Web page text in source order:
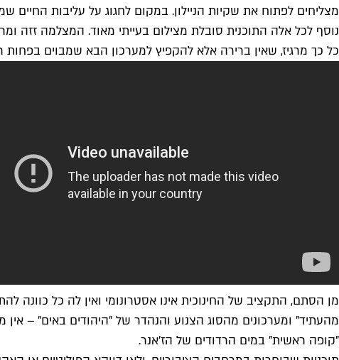
מצליחים לפתוח את שקיות הניילון. במקום לחגוג על עליבות
נוסף לכל אלה התוכנית סובלת מצילום בעייתי מאוד. המצלמה זזה
כל כך מרגיז, שאין ברירה אלא להקפיץ למערכון הבא שמבוים
מן הסתם, התקציב של החינוכית אינו אסטרונומי ואין לה כל כוונה
מהעתיד" ומערכונים מהסוג הצנוע והנהדר של "היהודים באים" – אין
"קופה ראשית" במים הרדודים של הז'אנר.